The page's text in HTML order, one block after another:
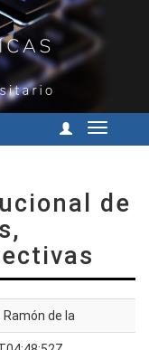
Cambiar
de
de la